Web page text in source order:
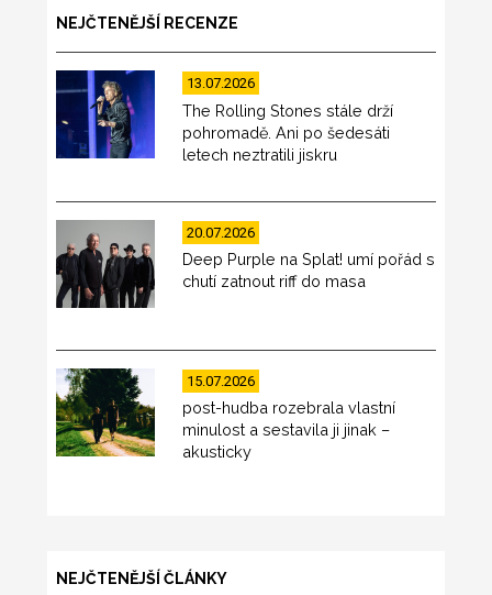
NEJČTENĚJŠÍ RECENZE
13.07.2026
The Rolling Stones stále drží
pohromadě. Ani po šedesáti
letech neztratili jiskru
20.07.2026
Deep Purple na Splat! umí pořád s
chutí zatnout riff do masa
15.07.2026
post-hudba rozebrala vlastní
minulost a sestavila ji jinak –
akusticky
NEJČTENĚJŠÍ ČLÁNKY